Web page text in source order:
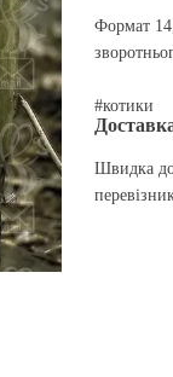
Формат
#котики
Швидка